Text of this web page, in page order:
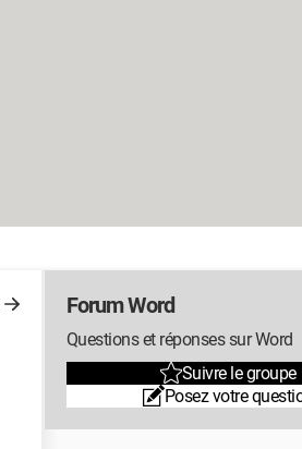
Forum Word
Questions et réponses sur Word
Suivre le groupe
Posez votre